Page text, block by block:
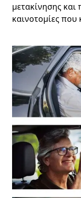
μετακίνησης
καινοτομίες